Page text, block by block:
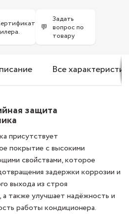
💬
Задать
вопрос по
товару
Все
защита
присутствует
покрытие с высокими
свойствами, которое
задержки коррозии и
выхода из строя
а также улучшает надёжность и
работы кондиционера.